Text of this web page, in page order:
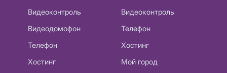
Видеоконтроль
Видеодомофон
Телефон
Хостинг
Видеоконтроль
Телефон
Хостинг
Мой город